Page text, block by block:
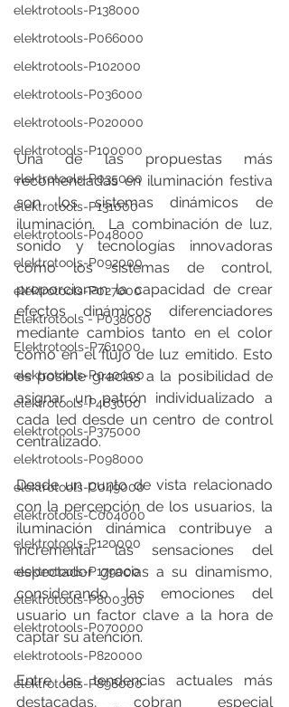
elektrotools-P138000
elektrotools-P066000
elektrotools-P102000
elektrotools-P036000
elektrotools-P020000
elektrotools-P100000
elektrotools-P035000
elektrotools-P131000
elektrotools-P048000
elektrotools-P092000
elektrotools-P027000
Elektrotools - P038000
Elektrotools-P761000
elektrotools-P040000
elektrotools-P463000
elektrotools-P375000
elektrotools-P098000
elektrotools-C049000
elektrotools-C004000
elektrotools-P120000
elektrotools-P179000
elektrotools-P800300
elektrotools-P070000
elektrotools-P820000
elektrotools-P898000
Una de las propuestas más
recomendadas en iluminación festiva
son los sistemas dinámicos de
iluminación.  La combinación de luz,
sonido y tecnologías innovadoras
como los sistemas de control,
proporcionan la capacidad de crear
efectos dinámicos diferenciadores
mediante cambios tanto en el color
como en el flujo de luz emitido. Esto
es posible gracias a la posibilidad de
asignar un patrón individualizado a
cada led desde un centro de control
centralizado.
Desde un punto de vista relacionado
con la percepción de los usuarios, la
iluminación dinámica contribuye a
incrementar las sensaciones del
espectador gracias a su dinamismo,
considerando las emociones del
usuario un factor clave a la hora de
captar su atención.
Entre las tendencias actuales más
destacadas, cobran especial